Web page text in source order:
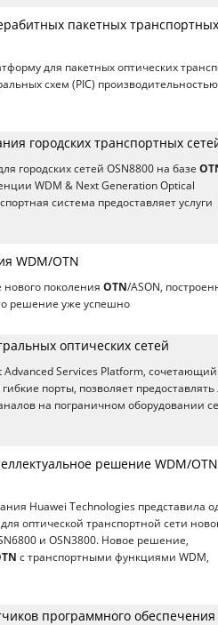
пакетных транспортных
для пакетных оптических
схем (PIC)
городских транспортных
городских сетей OSN8800 на базе
WDM & Next Generation Optical
система предоставляет услуги
WDM/OTN
поколения OTN/ASON,
решение уже успешно
оптических сетей
Services Platform, сочетающий
порты, позволяет
на пограничном оборудовании
решение WDM/OTN
Huawei Technologies представила
оптической транспортной сети
и OSN3800. Новое решение,
с транспортными функциями WDM,
программного обеспечения